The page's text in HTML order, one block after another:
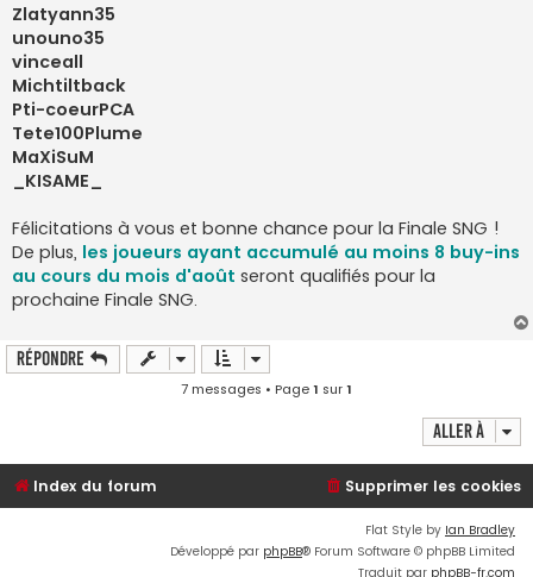
Zlatyann35
unouno35
vinceall
Michtiltback
Pti-coeurPCA
Tete100Plume
MaXiSuM
_KISAME_
Félicitations à vous et bonne chance pour la Finale SNG !
De plus, les joueurs ayant accumulé au moins 8 buy-ins
au cours du mois d'août seront qualifiés pour la
prochaine Finale SNG.
Répondre
7 messages • Page1 sur1
Aller à
Index du forum Supprimer les cookies
Flat Style by Ian Bradley
Développé par phpBB® Forum Software © phpBB Limited
Traduit par phpBB-fr.com